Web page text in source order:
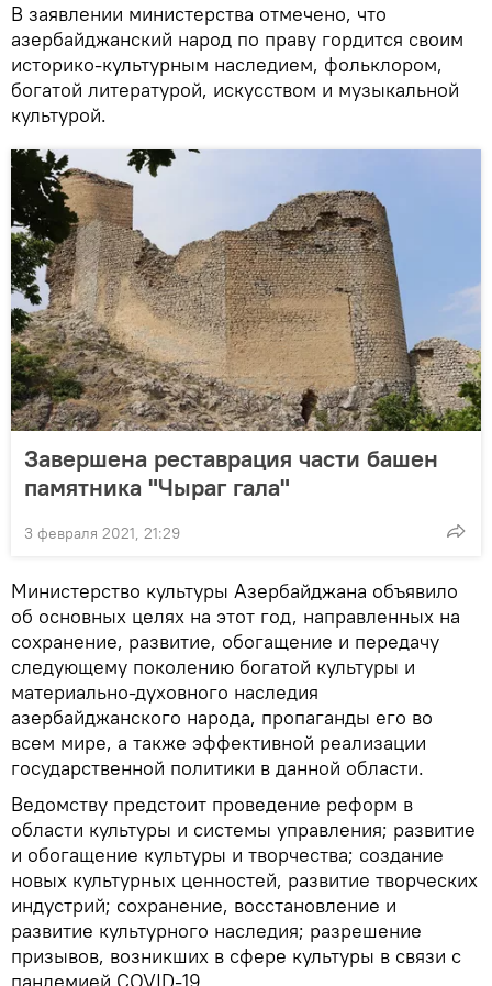
В заявлении министерства отмечено, что
азербайджанский народ по праву гордится своим
историко-культурным наследием, фольклором,
богатой литературой, искусством и музыкальной
культурой.
Завершена реставрация части башен
памятника "Чыраг гала"
3 февраля 2021, 21:29
Министерство культуры Азербайджана объявило
об основных целях на этот год, направленных на
сохранение, развитие, обогащение и передачу
следующему поколению богатой культуры и
материально-духовного наследия
азербайджанского народа, пропаганды его во
всем мире, а также эффективной реализации
государственной политики в данной области.
Ведомству предстоит проведение реформ в
области культуры и системы управления; развитие
и обогащение культуры и творчества; создание
новых культурных ценностей, развитие творческих
индустрий; сохранение, восстановление и
развитие культурного наследия; разрешение
призывов, возникших в сфере культуры в связи с